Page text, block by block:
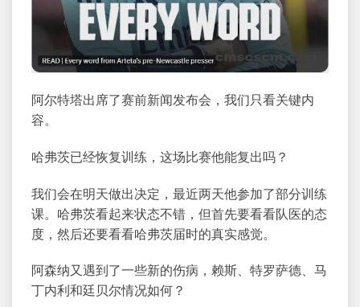
阿尔特塔出席了赛前新闻发布会，我们只看关键内
容。
哈弗茨已经恢复训练，这场比赛他能复出吗？
我们会在明天做出决定，最近两天他参加了部分训练
课。哈弗茨看起来状态不错，但首先要看看队医的态
度，然后还要看看哈弗茨届时的真实感觉。
阿森纳又遇到了一些新的伤病，赖斯、特罗萨德、马
丁内利和廷贝尔情况如何？